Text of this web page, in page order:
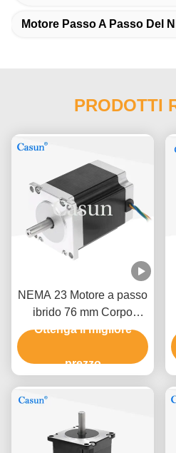
Motore Passo A Passo Del
PRODOTTI
NEMA 23 Motore a passo
ibrido 76 mm Corpo
1.5N.M Per la macchina
Ottenga il migliore
prezzo